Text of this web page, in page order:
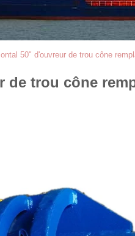
50" d'ouvreur de trou cône
trou cône